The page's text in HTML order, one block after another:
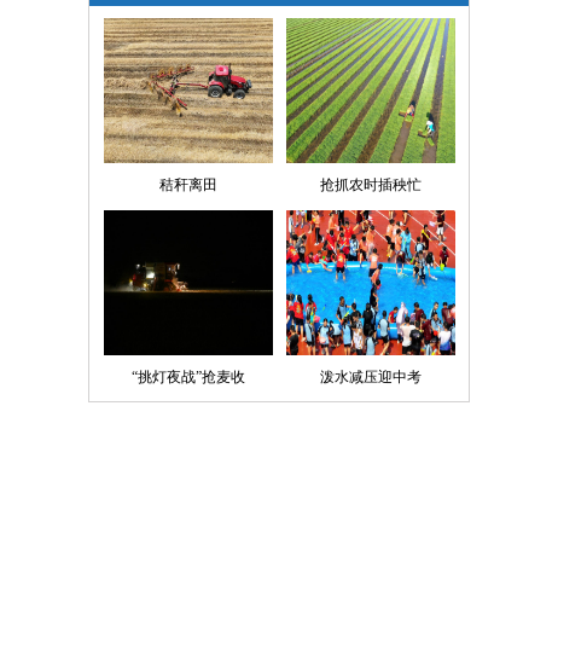
秸秆离田 抢抓农时插秧忙
“挑灯夜战”抢麦收 泼水减压迎中考